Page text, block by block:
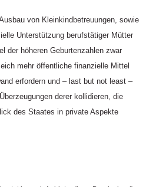
von Kleinkindbetreuungen, sowie
Unterstützung berufstätiger Mütter
der höheren Geburtenzahlen zwar
mehr öffentliche finanzielle Mittel
erfordern und – last but not least –
derer kollidieren, die
des Staates in private Aspekte